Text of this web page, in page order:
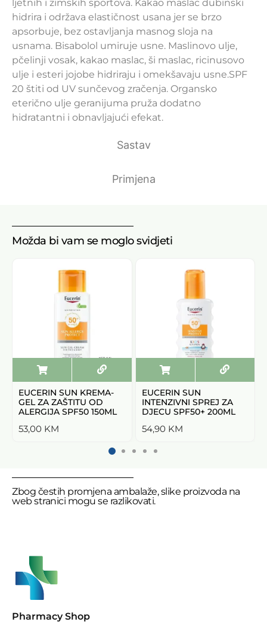
Sastav
Primjena
ljetnih i zimskih sportova. Kakao maslac dubinski
hidrira i održava elastičnost usana jer se brzo
apsorbuje, bez ostavljanja masnog sloja na
usnama. Bisabolol umiruje usne. Maslinovo ulje,
pčelinji vosak, kakao maslac, ši maslac, ricinusovo
ulje i esteri jojobe hidriraju i omekšavaju usne.SPF
20 štiti od UV sunčevog zračenja. Organsko
eterično ulje geranijuma pruža dodatno
hidratantni i obnavljajući efekat.
Možda bi vam se moglo svidjeti
EUCERIN SUN KREMA-
GEL ZA ZAŠTITU OD
ALERGIJA SPF50 150ML
53,00 KM
EUCERIN SUN
INTENZIVNI SPREJ ZA
DJECU SPF50+ 200ML
54,90 KM
Zbog čestih promjena ambalaže, slike proizvoda na
web stranici mogu se razlikovati.
Pharmacy Shop